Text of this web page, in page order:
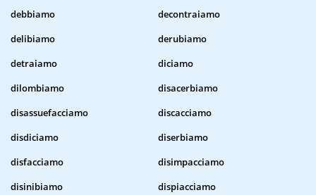
debbiamo
decontraiamo
delibiamo
derubiamo
detraiamo
diciamo
dilombiamo
disacerbiamo
disassuefacciamo
discacciamo
disdiciamo
diserbiamo
disfacciamo
disimpacciamo
disinibiamo
dispiacciamo